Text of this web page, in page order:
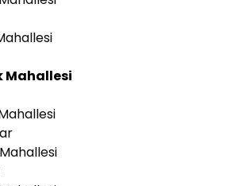
Mahallesi